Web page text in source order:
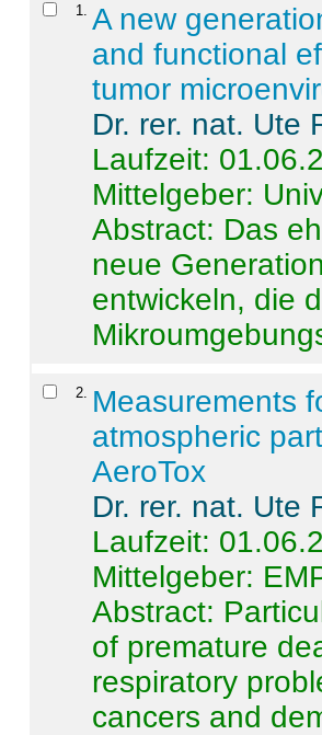
1
A new
and functional
tumor
Dr. rer. nat. Ute
Laufzeit:
Mittelgeber:
Abstract: Das
neue
entwickeln, die
2
Measurements
atmospheric
AeroTox
Dr. rer. nat. Ute
Laufzeit:
Mittelgeber:
Abstract:
of premature
respiratory
cancers and